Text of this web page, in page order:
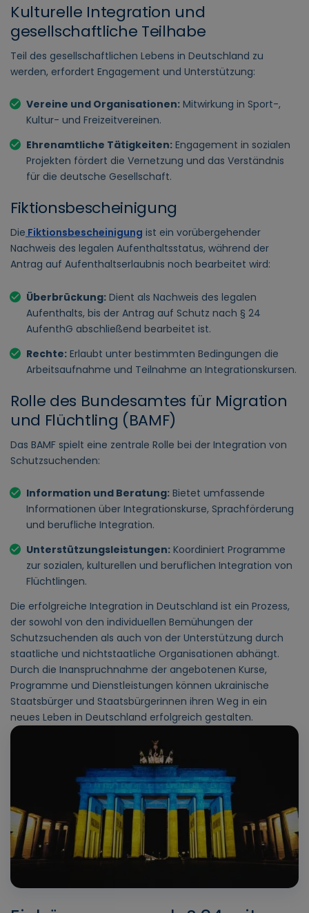
Kulturelle Integration und
gesellschaftliche Teilhabe
Teil des gesellschaftlichen Lebens in Deutschland zu
werden, erfordert Engagement und Unterstützung:
Vereine und Organisationen: Mitwirkung in Sport-,
Kultur- und Freizeitvereinen.
Ehrenamtliche Tätigkeiten: Engagement in sozialen
Projekten fördert die Vernetzung und das Verständnis
für die deutsche Gesellschaft.
Fiktionsbescheinigung
Die Fiktionsbescheinigung ist ein vorübergehender
Nachweis des legalen Aufenthaltsstatus, während der
Antrag auf Aufenthaltserlaubnis noch bearbeitet wird:
Überbrückung: Dient als Nachweis des legalen
Aufenthalts, bis der Antrag auf Schutz nach § 24
AufenthG abschließend bearbeitet ist.
Rechte: Erlaubt unter bestimmten Bedingungen die
Arbeitsaufnahme und Teilnahme an Integrationskursen.
Rolle des Bundesamtes für Migration
und Flüchtling (BAMF)
Das BAMF spielt eine zentrale Rolle bei der Integration von
Schutzsuchenden:
Information und Beratung: Bietet umfassende
Informationen über Integrationskurse, Sprachförderung
und berufliche Integration.
Unterstützungsleistungen: Koordiniert Programme
zur sozialen, kulturellen und beruflichen Integration von
Flüchtlingen.
Die erfolgreiche Integration in Deutschland ist ein Prozess,
der sowohl von den individuellen Bemühungen der
Schutzsuchenden als auch von der Unterstützung durch
staatliche und nichtstaatliche Organisationen abhängt.
Durch die Inanspruchnahme der angebotenen Kurse,
Programme und Dienstleistungen können ukrainische
Staatsbürger und Staatsbürgerinnen ihren Weg in ein
neues Leben in Deutschland erfolgreich gestalten.